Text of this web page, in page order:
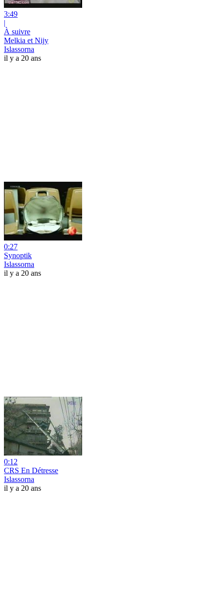
3:49
|
À suivre
Melkia et Nijy
Islassorna
il y a 20 ans
0:27
Synoptik
Islassorna
il y a 20 ans
0:12
CRS En Détresse
Islassorna
il y a 20 ans